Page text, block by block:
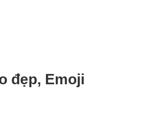
đẹp, Emoji